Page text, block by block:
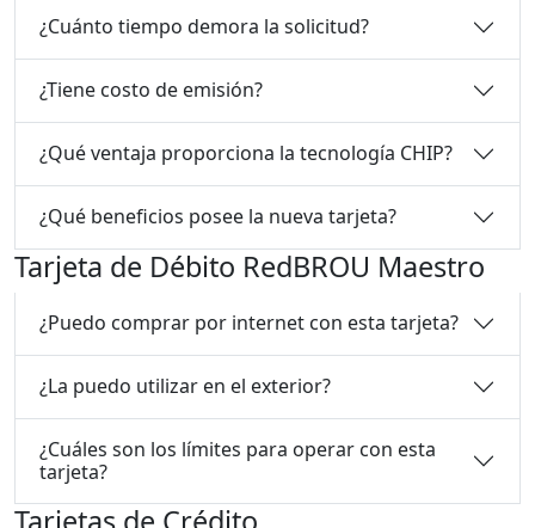
¿Cuánto tiempo demora la solicitud?
¿Tiene costo de emisión?
¿Qué ventaja proporciona la tecnología CHIP?
¿Qué beneficios posee la nueva tarjeta?
Tarjeta de Débito RedBROU Maestro
¿Puedo comprar por internet con esta tarjeta?
¿La puedo utilizar en el exterior?
¿Cuáles son los límites para operar con esta
tarjeta?